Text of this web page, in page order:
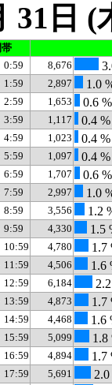
31日
0:59
8,676
1:59 2,897 1.0
2:59 1,653 0.6 %
3:59 1,117 0.4 %
4:59 1,023 0.4 %
5:59 1,097 0.4 %
6:59 1,707 0.6 %
7:59 2,997 1.0
8:59 3,556 1.2
9:59 4,330 1.5
10:59 4,780 1.7
11:59 4,506 1.6
12:59 6,184
13:59 4,873 1.7
14:59 4,468 1.6
15:59 5,099 1.8
16:59 4,894 1.7
17:59 5,691